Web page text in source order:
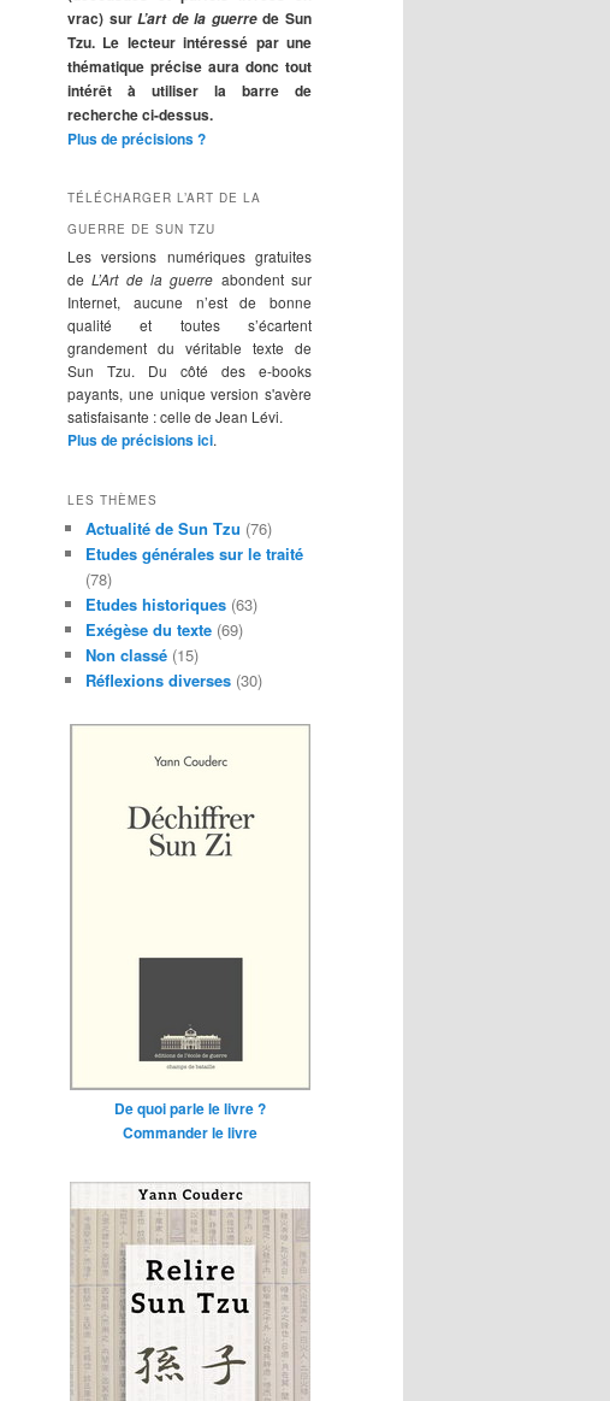
r
c
h
e
vrac) surL’art de la guerrede Sun
Tzu. Le lecteur intéressé par une
thématique précise aura donc tout
intérêt à utiliser la barre de
recherche ci-dessus.
Plus de précisions ?
TÉLÉCHARGER L’ART DE LA
GUERRE DE SUN TZU
Les versions numériques gratuites
deL’Art de la guerre abondent sur
Internet, aucune n’est de bonne
qualité et toutes s’écartent
grandement du véritable texte de
Sun Tzu. Du côté des e-books
payants, une unique version s'avère
satisfaisante : celle de Jean Lévi.
Plus de précisions ici.
LES THÈMES
Actualité de Sun Tzu (76)
Etudes générales sur le traité
(78)
Etudes historiques (63)
Exégèse du texte (69)
Non classé (15)
Réflexions diverses (30)
De quoi parle le livre ?
Commander le livre